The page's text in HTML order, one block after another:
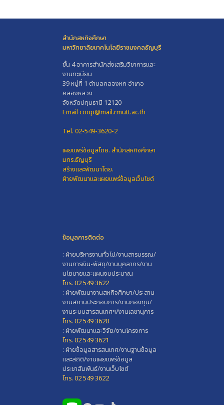
สำนักสหกิจศึกษา
มหาวิทยาลัยเทคโนโลยีราชมงคลธัญบุรี
ชั้น 4 อาคารสำนักส่งเสริมวิชาการและ
งานทะเบียน
39 หมู่ที่ 1 ตำบลคลองหก อำเภอ
คลองหลวง
จังหวัดปทุมธานี 12120
Email coop@mail.rmutt.ac.th
Tel. 02-549-3620-2
เผยแพร่ข้อมูลโดย. สำนักสหกิจศึกษา
มทร.ธัญบุรี
สร้างและพัฒนาโดย.
ฝ่ายพัฒนาและเผยแพร่ข้อมูลเว็บไซต์
ข้อมูลการติดต่อ
: ฝ่ายบริหารงานทั่วไป/งานสารบรรณ/
งานการเงิน-พัสดุ/งานบุคลากร/งาน
นโยบายและแผนงบประมาณ
โทร. 02 549 3622
: ฝ่ายพัฒนางานสหกิจศึกษา/ประสาน
งานสถานประกอบการ/งานกองทุน/
งานระบบสารสนเทศฯ/งานเลขานุการ
โทร. 02 549 3620
: ฝ่ายพัฒนาและวิจัย/งานโครงการ
โทร. 02 549 3621
: ฝ่ายข้อมูลสารสนเทศ/งานฐานข้อมูล
และสถิติ/งานเผยแพร่ข้อมูล
ประชาสัมพันธ์/งานเว็บไซต์
โทร. 02 549 3622